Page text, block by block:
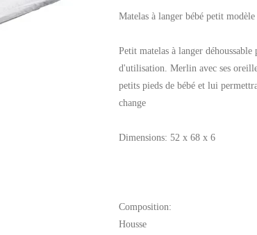
Matelas à langer bébé petit
Petit matelas à langer
d'utilisation. Merlin avec ses
petits pieds de bébé et lui
change
Dimensions: 52 x 68 x 6
Composition:
Housse